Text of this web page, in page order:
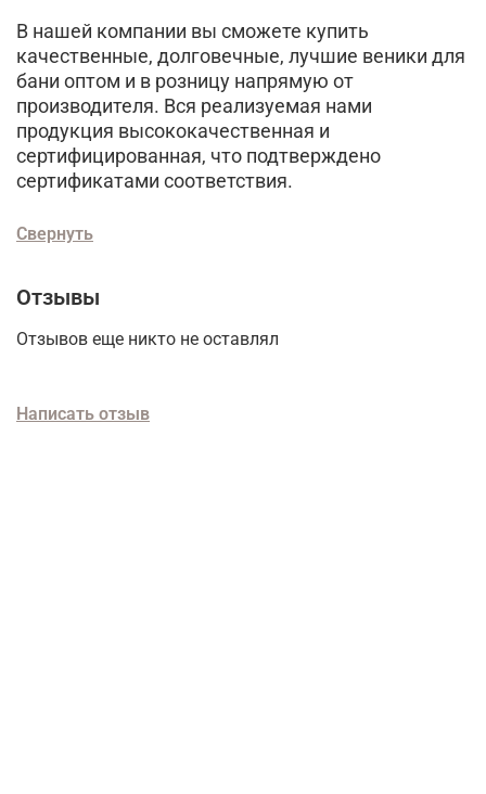
В нашей компании вы сможете купить
качественные, долговечные, лучшие веники для
бани оптом и в розницу напрямую от
производителя. Вся реализуемая нами
продукция высококачественная и
сертифицированная, что подтверждено
сертификатами соответствия.
Свернуть
Отзывы
Отзывов еще никто не оставлял
Написать отзыв